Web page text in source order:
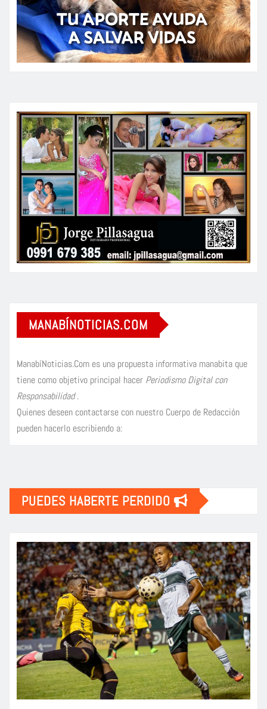
MANABÍNOTICIAS.COM
ManabíNoticias.Com es una propuesta informativa manabita que
tiene como objetivo principal hacer Periodismo Digital con
Responsabilidad.
Quienes deseen contactarse con nuestro Cuerpo de Redacción
pueden hacerlo escribiendo a:
PUEDES HABERTE PERDIDO